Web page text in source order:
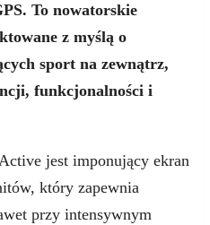
To nowatorskie
z myślą o
sport na zewnątrz,
funkcjonalności i
jest imponujący ekran
który zapewnia
przy intensywnym